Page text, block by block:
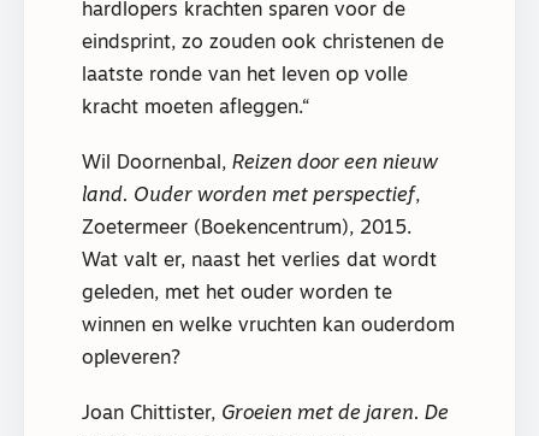
hardlopers krachten sparen voor de
eindsprint, zo zouden ook christenen de
laatste ronde van het leven op volle
kracht moeten afleggen.
Wil Doornenbal, Reizen door een nieuw
land. Ouder worden met perspectief,
Zoetermeer (Boekencentrum), 2015.
Wat valt er, naast het verlies dat wordt
geleden, met het ouder worden te
winnen en welke vruchten kan ouderdom
opleveren?
Joan Chittister, Groeien met de jaren. De